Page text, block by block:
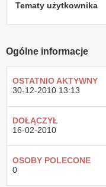
Tematy użytkownika
Ogólne informacje
OSTATNIO AKTYWNY
30-12-2010 13:13
DOŁĄCZYŁ
16-02-2010
OSOBY POLECONE
0